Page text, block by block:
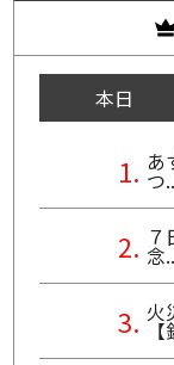
本日
あ
つ
７
念
火
【